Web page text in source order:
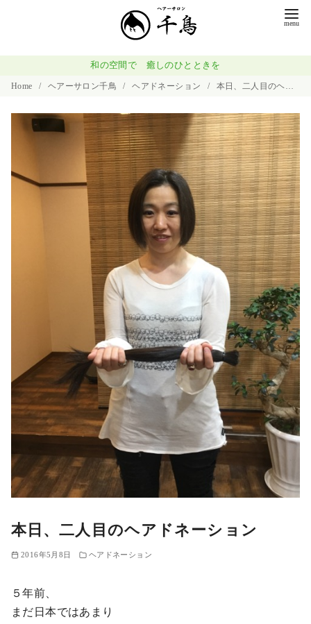
和の空間で 癒しのひとときを
Home ヘアーサロン千鳥 ヘアドネーション 本日、二人目のヘアドネーション
本日、二人目のヘアドネーション
2016年5月8日 ヘアドネーション
５年前、
まだ日本ではあまり